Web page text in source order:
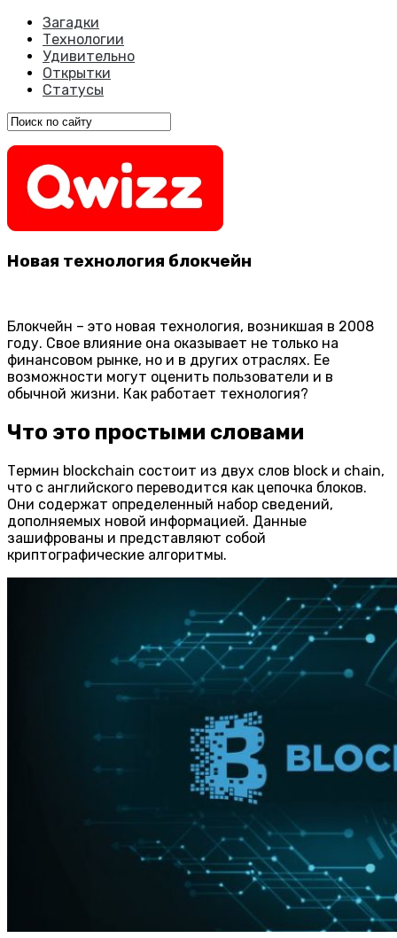
Загадки
Технологии
Удивительно
Открытки
Статусы
Новая технология блокчейн
Блокчейн – это новая технология, возникшая в 2008
году. Свое влияние она оказывает не только на
финансовом рынке, но и в других отраслях. Ее
возможности могут оценить пользователи и в
обычной жизни. Как работает технология?
Что это простыми словами
Термин blockchain состоит из двух слов block и chain,
что с английского переводится как цепочка блоков.
Они содержат определенный набор сведений,
дополняемых новой информацией. Данные
зашифрованы и представляют собой
криптографические алгоритмы.